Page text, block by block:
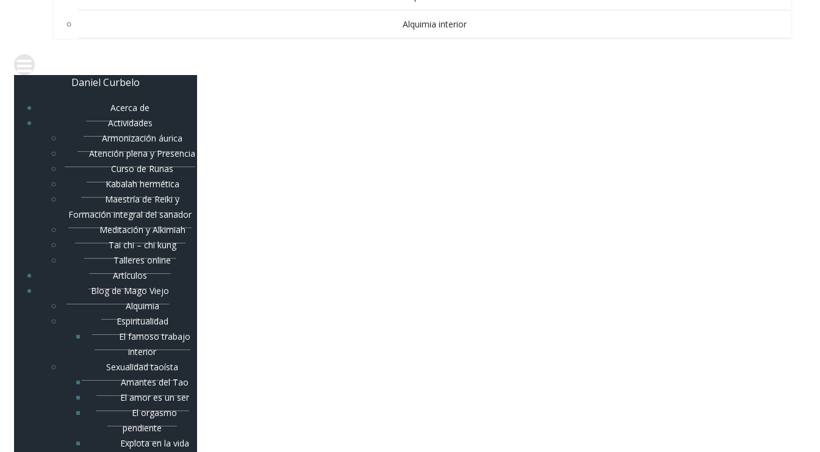
Alquimia interior
Daniel Curbelo
Acerca de
Actividades
Armonización áurica
Atención plena y Presencia
Curso de Runas
Kabalah hermética
Maestría de Reiki y
Formación integral del sanador
Meditación y Alkimiah
Tai chi – chi kung
Talleres online
Artículos
Blog de Mago Viejo
Alquimia
Espiritualidad
El famoso trabajo
interior
Sexualidad taoísta
Amantes del Tao
El amor es un ser
El orgasmo
pendiente
Explota en la vida